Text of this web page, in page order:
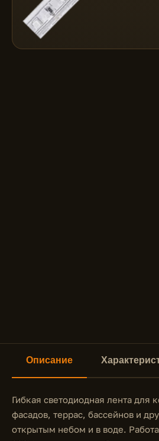
Описание
Гибкая светодиодная лента для
фасадов, террас, бассейнов и
открытым небом и в воде.